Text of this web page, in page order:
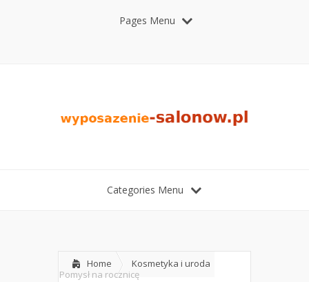
Pages Menu
Categories Menu
Home
Kosmetyka i uroda
Pomysł na rocznicę